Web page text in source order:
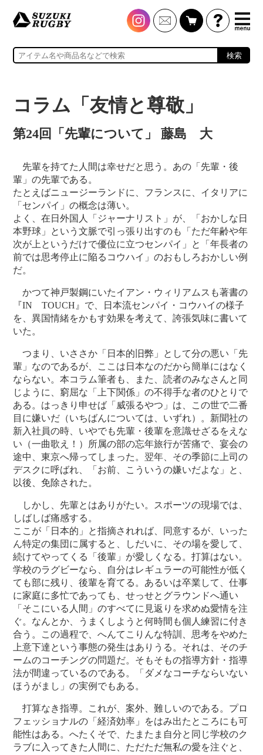
検索
コラム「友情と尊敬」
第24回「先輩について」 藤島 大
先輩を持てた人間は幸せだと思う。あの「先輩・後
輩」の先輩である。
たとえばニュージーランドに、フランスに、イタリアに
「センパイ」の概念は薄い。
よく、在日外国人「ジャーナリスト」が、「おかしな日
本野球」という文脈で引っ張り出すのも「ただ年齢や年
次が上というだけで優位に立つセンパイ」と「年長者の
前では思考停止に陥るコウハイ」のおもしろおかしい例
だ。
かつて神戸製鋼にいたイアン・ウィリアムスも著書の
『IN TOUCH』で、日本流センパイ・コウハイの様子
を、異国情緒をかもす効果を考えて、誇張気味に書いて
いた。
つまり、いささか「日本的旧弊」として分の悪い「先
輩」なのであるが、ここは日本なのだから簡単にはなく
ならない。本コラム筆者も、また、読者のみなさんと同
じように、窮屈な「上下関係」の不得手な者のひとりで
ある。はっきり申せば「威張るやつ」は、この世で二番
目に嫌いだ（いちばんについては、いずれ）。新聞社の
新入社員の時、いやでも先輩・後輩を意識せざるをえな
い（一曲歌え！）所属の部の忘年旅行が苦痛で、宴会の
途中、東京へ帰ってしまった。翌年、その季節に上司の
デスクに呼ばれ、「お前、こういうの嫌いだよな」と、
以後、免除された。
しかし、先輩とはありがたい。スポーツの現場では、
しばしば痛感する。
ここが「日本的」と指摘されれば、同意するが、いった
ん特定の集団に属すると、しだいに、その場を愛して、
続けてやってくる「後輩」が愛しくなる。打算はない。
学校のラグビーなら、自分はレギュラーの可能性が低く
ても部に残り、後輩を育てる。あるいは卒業して、仕事
に家庭に多忙であっても、せっせとグラウンドへ通い
「そこにいる人間」のすべてに見返りを求めぬ愛情を注
ぐ。なんとか、うまくしようと何時間も個人練習に付き
合う。この過程で、へんてこりんな特訓、思考をやめた
上意下達という事態の発生はありうる。それは、そのチ
ームのコーチングの問題だ。そもそもの指導方針・指導
法が間違っているのである。「ダメなコーチならいない
ほうがまし」の実例でもある。
打算なき指導。これが、案外、難しいのである。プロ
フェッショナルの「経済効率」をはみ出たところにも可
能性はある。へたくそで、たまたま自分と同じ学校のク
ラブに入ってきた人間に、ただただ無私の愛を注ぐと、